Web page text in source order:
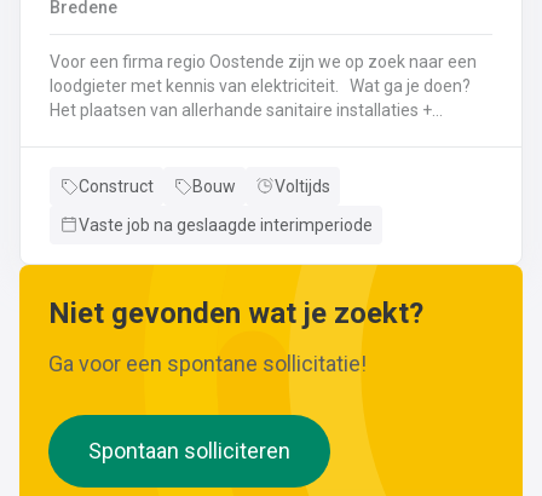
wijzigingen aan leidingen aanbrengen.Werken met
Bredene
Voor een firma regio Oostende zijn we op zoek naar een
loodgieter met kennis van elektriciteit. Wat ga je doen?
Het plaatsen van allerhande sanitaire installaties +
sanitaire toestellenBij Klanten herstellingen gaan
Neem gerust de vacature even door! Indien je nog vragen
Construct Bouw
Voltijds
Vaste job na geslaagde interimperiode
Niet gevonden wat je zoekt?
Ga voor een spontane sollicitatie!
Spontaan solliciteren